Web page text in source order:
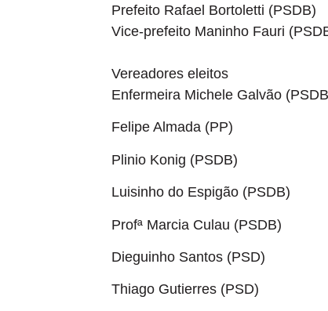
Prefeito Rafael Bortoletti (PSDB)
Vice-prefeito Maninho Fauri
Vereadores eleitos
Enfermeira Michele Galvão
Felipe Almada (PP)
Plinio Konig (PSDB)
Luisinho do Espigão (PSDB)
Profª Marcia Culau (PSDB)
Dieguinho Santos (PSD)
Thiago Gutierres (PSD)